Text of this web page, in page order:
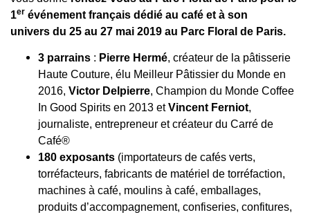
1er événement français dédié au café et à son
univers du 25 au 27 mai 2019 au Parc Floral de Paris.
3 parrains : Pierre Hermé, créateur de la pâtisserie
Haute Couture, élu Meilleur Pâtissier du Monde en
2016, Victor Delpierre, Champion du Monde Coffee
In Good Spirits en 2013 etVincent Ferniot,
journaliste, entrepreneur et créateur du Carré de
Café®
180 exposants (importateurs de cafés verts,
torréfacteurs, fabricants de matériel de torréfaction,
machines à café, moulins à café, emballages,
produits d’accompagnement, confiseries, confitures,